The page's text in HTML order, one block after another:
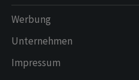
Werbung
Unternehmen
Impressum